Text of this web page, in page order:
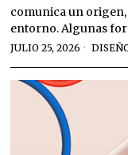
comunica un
entorno. Algunas
JULIO 25, 2026